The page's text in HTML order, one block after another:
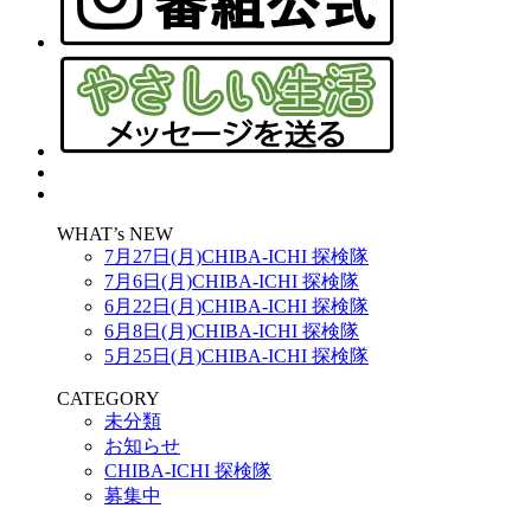
WHAT’s NEW
7月27日(月)CHIBA-ICHI 探検隊
7月6日(月)CHIBA-ICHI 探検隊
6月22日(月)CHIBA-ICHI 探検隊
6月8日(月)CHIBA-ICHI 探検隊
5月25日(月)CHIBA-ICHI 探検隊
CATEGORY
未分類
お知らせ
CHIBA-ICHI 探検隊
募集中